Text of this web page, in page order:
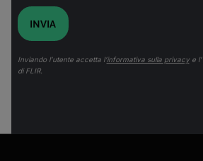
INVIA
Inviando l’utente accetta l’informativa sulla privacye l’
di FLIR.